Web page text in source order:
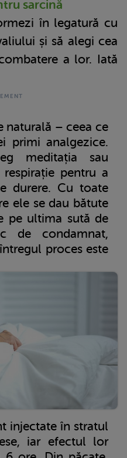
sarcină
în legatură cu
și să alegi cea
a lor. Iată
naturală – ceea ce
primi analgezice.
meditația sau
pentru a
durere. Cu toate
ele se dau bătute
pe ultima sută de
de condamnat,
proces este
injectate în stratul
iar efectul lor